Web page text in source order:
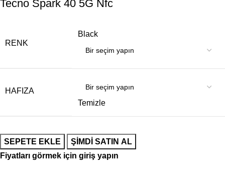
Tecno Spark 40 5G Nfc
RENK
Black
HAFIZA
Temizle
SEPETE EKLE
ŞIMDI SATIN AL
Fiyatları görmek için giriş yapın